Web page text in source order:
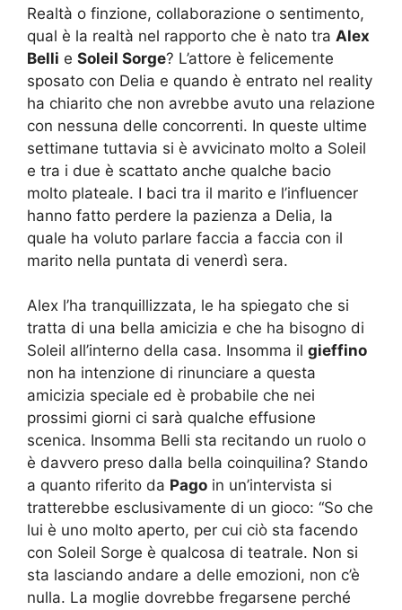
Realtà o finzione, collaborazione o sentimento,
qual è la realtà nel rapporto che è nato tra Alex
Belli e Soleil Sorge? L’attore è felicemente
sposato con Delia e quando è entrato nel reality
ha chiarito che non avrebbe avuto una relazione
con nessuna delle concorrenti. In queste ultime
settimane tuttavia si è avvicinato molto a Soleil
e tra i due è scattato anche qualche bacio
molto plateale. I baci tra il marito e l’influencer
hanno fatto perdere la pazienza a Delia, la
quale ha voluto parlare faccia a faccia con il
marito nella puntata di venerdì sera.
Alex l’ha tranquillizzata, le ha spiegato che si
tratta di una bella amicizia e che ha bisogno di
Soleil all’interno della casa. Insomma il gieffino
non ha intenzione di rinunciare a questa
amicizia speciale ed è probabile che nei
prossimi giorni ci sarà qualche effusione
scenica. Insomma Belli sta recitando un ruolo o
è davvero preso dalla bella coinquilina? Stando
a quanto riferito da Pago in un’intervista si
tratterebbe esclusivamente di un gioco: “So che
lui è uno molto aperto, per cui ciò sta facendo
con Soleil Sorge è qualcosa di teatrale. Non si
sta lasciando andare a delle emozioni, non c’è
nulla. La moglie dovrebbe fregarsene perché